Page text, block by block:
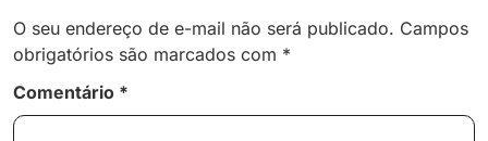
O seu endereço de e-mail não será publicado. Campos
obrigatórios são marcados com *
Comentário *